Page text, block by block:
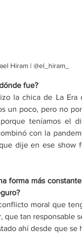
Hiram | @el_hiram_
fue?
la chica de La Era
un poco, pero no
teníamos el
con la
dije en ese show
forma más
moral que
tan responsable
ahí desde que se